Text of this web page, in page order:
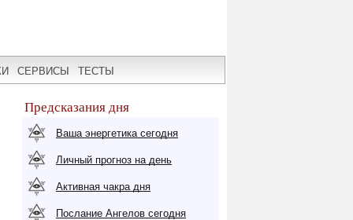
СЕРВИСЫ ТЕСТЫ
Предсказания дня
Ваша энергетика сегодня
Личный прогноз на день
Активная чакра дня
Послание Ангелов сегодня